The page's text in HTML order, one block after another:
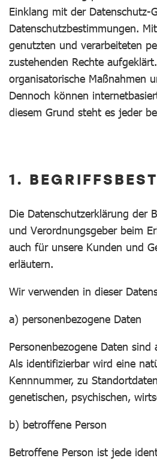
Einklang mit der Datenschutz-
Datenschutzbestimmungen.
genutzten und verarbeiteten
zustehenden Rechte
organisatorische Maßnahmen
Dennoch können
diesem Grund steht es jeder
1.
Die Datenschutzerklärung der
und Verordnungsgeber beim
auch für unsere Kunden und
erläutern.
Wir verwenden in dieser
a) personenbezogene Daten
Personenbezogene Daten
Als identifizierbar wird eine
Kennnummer, zu
genetischen, psychischen,
b) betroffene Person
Betroffene Person ist jede